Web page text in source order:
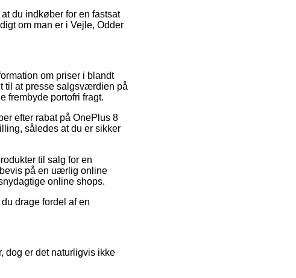
du indkøber for en fastsat
om man er i Vejle, Odder
om priser i blandt
til at presse salgsværdien på
frembyde portofri fragt.
efter rabat på OnePlus 8
således at du er sikker
til salg for en
på en uærlig online
online shops.
drage fordel af en
dog er det naturligvis ikke